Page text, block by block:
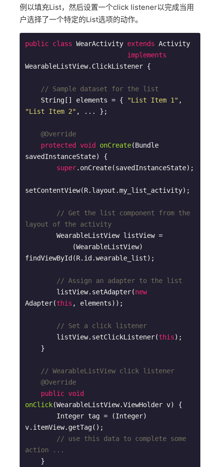
例以填充List，然后设置一个click listener以完成当用
户选择了一个特定的List选项的动作。
public class WearActivity extends Activity
implements
WearableListView. ClickListener {
// Sample dataset for the list
    String[] elements = {
"List Item 1"
"List Item 2" , ... };
@Override
protected
void onCreate(Bundle
savedInstanceState)
{
super.onCreate(savedInstanceState);
setContentView(R.layout.my_list_activity);
// Get the list component from the
layout of the activity
findViewById(R.id.wearable_list);
// Assign an adapter to the list
        listView.setAdapter(
new
Adapter(this , elements));
// Set a click listener
        listView.setClickListener(
this);
// WearableListView click listener
@Override
public void
onClick(WearableListView.ViewHolder v)
{
v.itemView.getTag();
// use this data to complete some
action ...